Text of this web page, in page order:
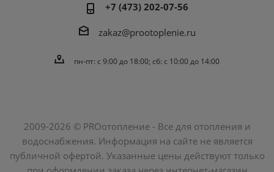
+7 (473) 202-07-56
zakaz@prootoplenie.ru
пн-пт: c 9:00 до 18:00; сб: с 10:00 до 14:00
2009-2026 © PROотопление - Все для отопления и
водоснабжения. Информация на сайте не является
публичной офертой. Указанные цены действуют только